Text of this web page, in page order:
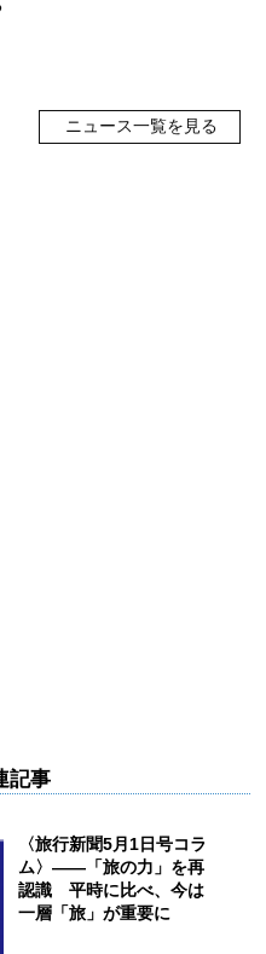
ニュース一覧を見る
記事
〈旅行新聞5月1日号コラ
ム〉――「旅の力」を再
認識 平時に比べ、今は
一層「旅」が重要に